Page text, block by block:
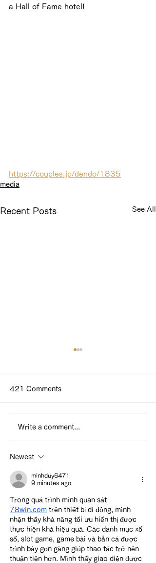
a Hall of Fame hotel!
https://couples.jp/dendo/1835
media
Recent Posts See All
WEBメディア
421 Comments
Write a comment...
Newest
minhduy6471
9 minutes ago
Trong quá trình mình quan sát
78win.com trên thiết bị di động, mình
nhận thấy khả năng tối ưu hiển thị được
thực hiện khá hiệu quả. Các danh mục xổ
số, slot game, game bài và bắn cá được
trình bày gọn gàng giúp thao tác trở nên
thuận tiện hơn. Mình thấy giao diện được